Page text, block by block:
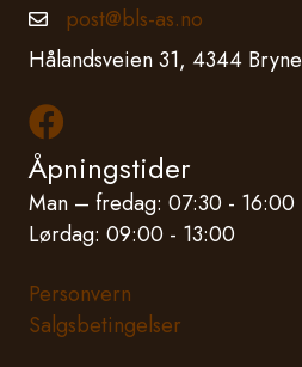
Epostadresse
post@bls-as.no
Hålandsveien 31, 4344 Bryne
Les mer om oss på Facebook
Åpningstider
Man – fredag: 07:30 - 16:00
Lørdag: 09:00 - 13:00
Personvern
Salgsbetingelser